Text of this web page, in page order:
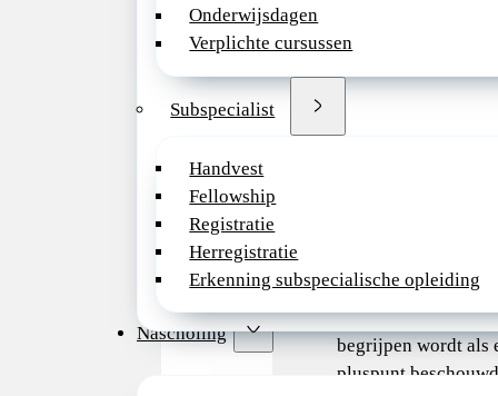
Onderwijsdagen
Verplichte cursussen
Subspecialist
Handvest
Fellowship
Registratie
Herregistratie
Erkenning subspecialische opleiding
Nascholing
flexibiliteit;
geweldige omgang
om Nederlands,
Frans te spreken en
begrijpen wordt als
pluspunt beschouwd.